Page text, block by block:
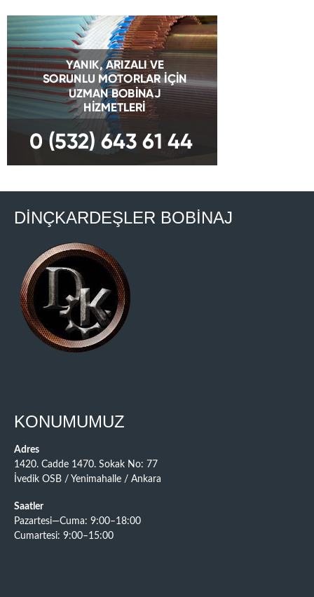
DİNÇKARDEŞLER BOBİNAJ
KONUMUMUZ
Adres
1420. Cadde 1470. Sokak No: 77
İvedik OSB / Yenimahalle / Ankara
Saatler
Pazartesi—Cuma: 9:00–18:00
Cumartesi: 9:00–15:00